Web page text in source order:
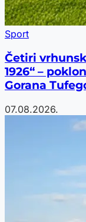
Sport
Četiri
1926“ –
Gorana
07.08.2026.